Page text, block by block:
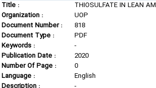
Title :
THIOSULFATE IN LEAN
Organization :
UOP
Document Number :
818
Document Type :
PDF
Keywords :
-
Publication Date :
2020
Number Of Page :
0
Language :
English